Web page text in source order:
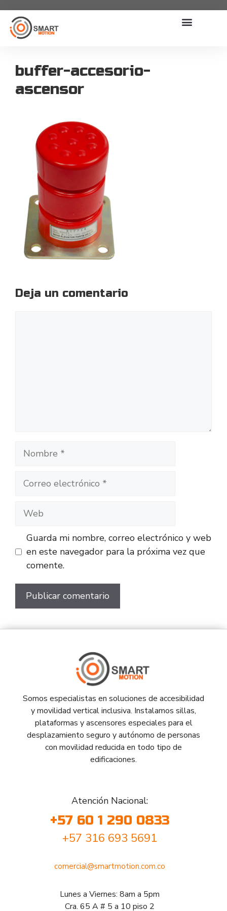
buffer-accesorio-
ascensor
Deja un comentario
Guarda mi nombre, correo electrónico y web
en este navegador para la próxima vez que
comente.
Somos especialistas en soluciones de accesibilidad
y movilidad vertical inclusiva. Instalamos sillas,
plataformas y ascensores especiales para el
desplazamiento seguro y autónomo de personas
con movilidad reducida en todo tipo de
edificaciones.
Atención Nacional:
+57 60 1 290 0833
+57 316 693 5691
comercial@smartmotion.com.co
Lunes a Viernes: 8am a 5pm
Cra. 65 A # 5 a 10 piso 2